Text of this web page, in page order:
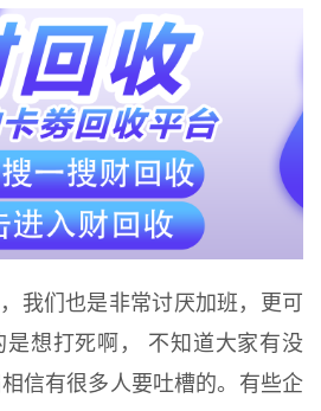
我们也是非常讨厌加班，更可
想打死啊， 不知道大家有没
信有很多人要吐槽的。有些企